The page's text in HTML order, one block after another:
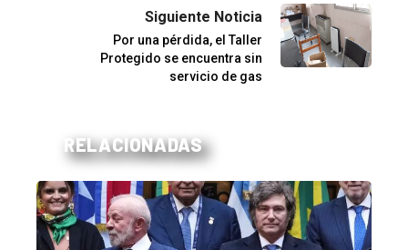
Siguiente Noticia
Por una pérdida, el Taller
Protegido se encuentra sin
servicio de gas
RELACIONADAS